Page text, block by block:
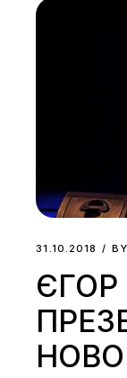
31.10.2018 BY